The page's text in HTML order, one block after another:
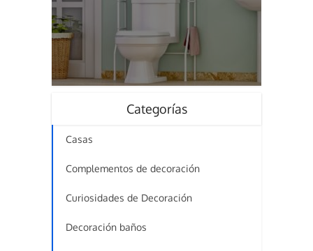
Categorías
Casas
Complementos de decoración
Curiosidades de Decoración
Decoración baños